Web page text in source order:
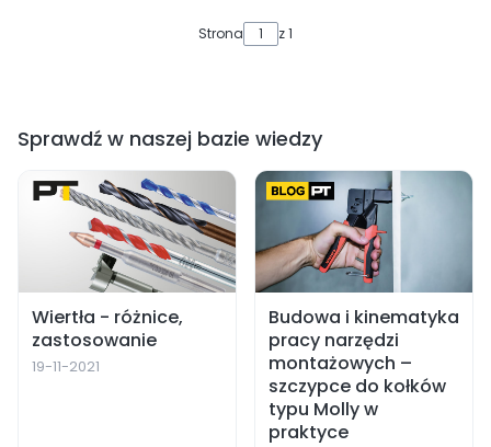
Strona z 1
Sprawdź w naszej bazie wiedzy
Wiertła - różnice,
zastosowanie
19-11-2021
Budowa i kinematyka
pracy narzędzi
montażowych –
szczypce do kołków
typu Molly w
praktyce